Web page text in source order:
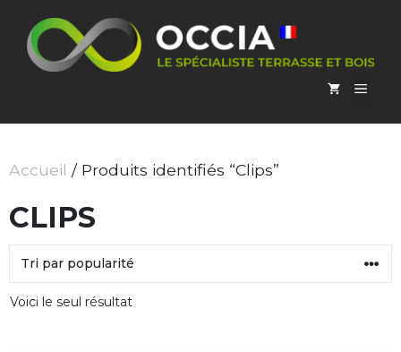
contenu
Accueil / Produits identifiés “Clips”
CLIPS
Voici le seul résultat